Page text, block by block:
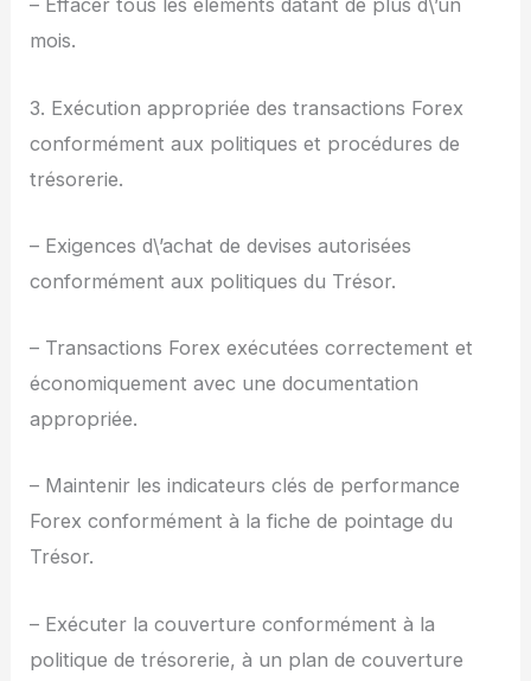
– Effacer tous les éléments datant de plus d\’un
mois.
3. Exécution appropriée des transactions Forex
conformément aux politiques et procédures de
trésorerie.
– Exigences d\’achat de devises autorisées
conformément aux politiques du Trésor.
– Transactions Forex exécutées correctement et
économiquement avec une documentation
appropriée.
– Maintenir les indicateurs clés de performance
Forex conformément à la fiche de pointage du
Trésor.
– Exécuter la couverture conformément à la
politique de trésorerie, à un plan de couverture